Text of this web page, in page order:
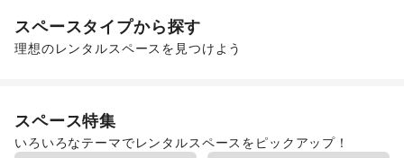
スペースタイプから探す
理想のレンタルスペースを見つけよう
スペース特集
いろいろなテーマでレンタルスペースをピックアップ！